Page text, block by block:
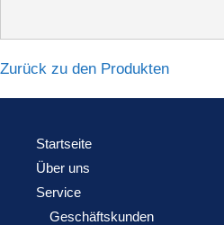
Zurück zu den Produkten
Startseite
Über uns
Service
Geschäftskunden